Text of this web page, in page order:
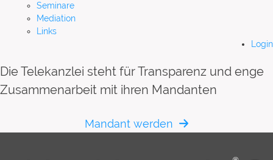
Seminare
Mediation
Links
Login
Die Telekanzlei steht für Transparenz und enge
Zusammenarbeit mit ihren Mandanten
Mandant werden